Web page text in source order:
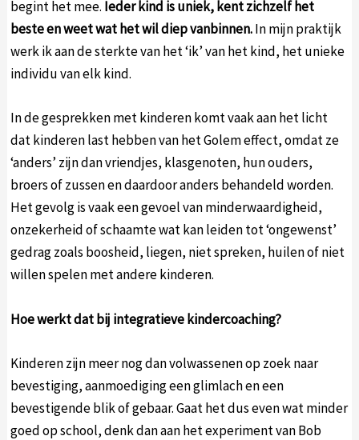
begint het mee. Ieder kind is uniek, kent zichzelf het
beste en weet wat het wil diep vanbinnen.In mijn praktijk
werk ik aan de sterkte van het ‘ik’ van het kind, het unieke
individu van elk kind.
In de gesprekken met kinderen komt vaak aan het licht
dat kinderen last hebben van het Golem effect, omdat ze
‘anders’ zijn dan vriendjes, klasgenoten, hun ouders,
broers of zussen en daardoor anders behandeld worden.
Het gevolg is vaak een gevoel van minderwaardigheid,
onzekerheid of schaamte wat kan leiden tot ‘ongewenst’
gedrag zoals boosheid, liegen, niet spreken, huilen of niet
willen spelen met andere kinderen.
Hoe werkt dat bij integratieve kindercoaching?
Kinderen zijn meer nog dan volwassenen op zoek naar
bevestiging, aanmoediging een glimlach en een
bevestigende blik of gebaar. Gaat het dus even wat minder
goed op school, denk dan aan het experiment van Bob